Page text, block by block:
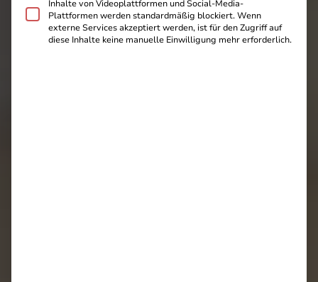
Inhalte von Videoplattformen und Social-Media-
Plattformen werden standardmäßig blockiert. Wenn
externe Services akzeptiert werden, ist für den Zugriff auf
diese Inhalte keine manuelle Einwilligung mehr erforderlich.